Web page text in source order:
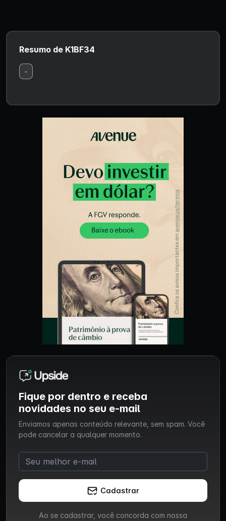
Resumo de K1BF34
-
Fique por dentro e receba
novidades no seu e-mail
Enviamos apenas conteúdo relevante, sem spam. Você
pode cancelar a qualquer momento.
Cadastrar
Ao se cadastrar, você concorda com nossa